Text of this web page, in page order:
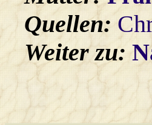
Quellen:
Weiter zu: